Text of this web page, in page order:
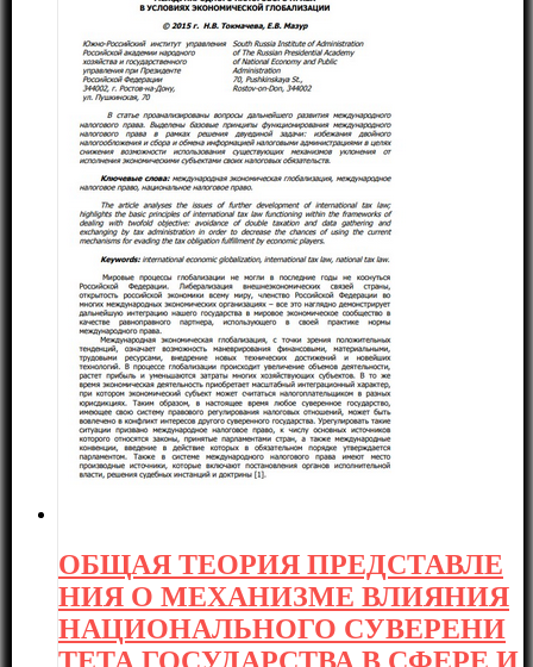
ОБЩАЯ ТЕОРИЯ ПРЕДСТАВЛЕ
НИЯ О МЕХАНИЗМЕ ВЛИЯНИЯ
НАЦИОНАЛЬНОГО СУВЕРЕНИ